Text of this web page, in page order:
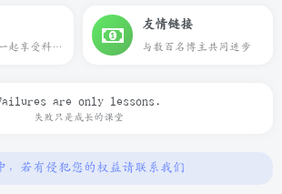
和三尺剑妖一起享受科技带来的乐趣
友情链接
与数百名博主共同进步
are only lessons.
失败只是成长的课堂